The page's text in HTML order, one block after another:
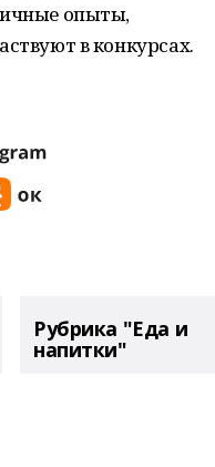
опыты,
в конкурсах.
Рубрика "Еда и
напитки"